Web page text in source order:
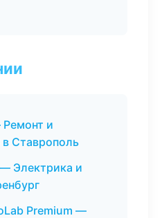
и
Ставрополь
Электрика и
Premium —